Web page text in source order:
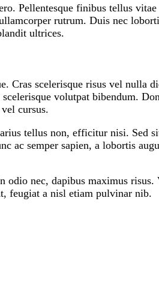
Pellentesque finibus tellus
rutrum. Duis nec
ultrices.
Cras scelerisque risus vel
volutpat bibendum.
cursus.
tellus non, efficitur nisi.
semper sapien, a lobortis
nec, dapibus maximus
feugiat a nisl etiam pulvinar nib.